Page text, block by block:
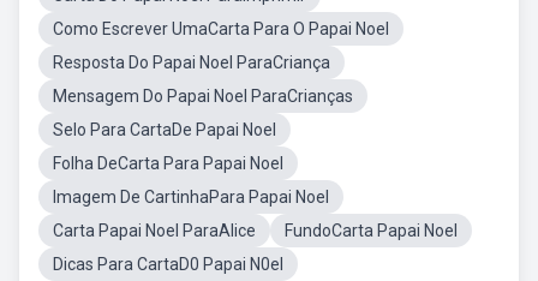
Como Escrever UmaCarta Para O Papai Noel
Resposta Do Papai Noel ParaCriança
Mensagem Do Papai Noel ParaCrianças
Selo Para CartaDe Papai Noel
Folha DeCarta Para Papai Noel
Imagem De CartinhaPara Papai Noel
Carta Papai Noel ParaAlice
FundoCarta Papai Noel
Dicas Para CartaD0 Papai N0el